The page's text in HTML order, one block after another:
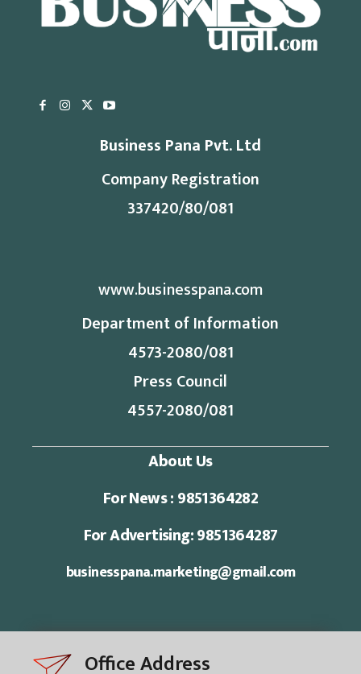
Business Pana Pvt. Ltd
Company Registration
337420/80/081
www.businesspana.com
Department of Information
4573-2080/081
Press Council
4557-2080/081
About Us
For News : 9851364282
For Advertising: 9851364287
businesspana.marketing@gmail.com
Office Address